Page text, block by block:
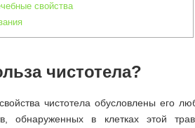
свойства
чистотела?
чистотела обусловлены его
обнаруженных в клетках этой